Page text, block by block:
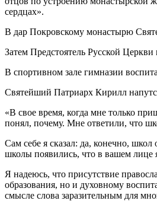
сердцах».
В дар Покровскому монастырю
Затем Предстоятель Русской
В спортивном зале гимназии
Святейший Патриарх Кирилл
«В свое время, когда мне только
понял, почему. Мне ответили, что
Сам себе я сказал: да, конечно,
школы появились, что в вашем лице
Я надеюсь, что присутствие
образования, но и духовному
смысле слова заразительным для